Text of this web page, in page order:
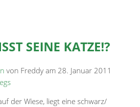
SEINE KATZE!?
von Freddy am 28. Januar 2011
der Wiese, liegt eine schwarz/